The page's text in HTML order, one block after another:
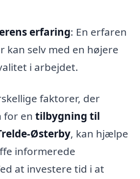
erfaring: En erfaren
kan selv med en højere
i arbejdet.
faktorer, der
for en tilbygning til
Østerby, kan hjælpe
informerede
at investere tid i at